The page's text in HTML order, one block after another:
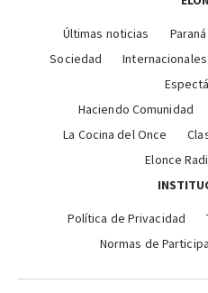
Últimas noticias Paraná
Sociedad
Internacionales
Haciendo Comunidad
La Cocina del Once
Elonce
Política de Privacidad
Normas de